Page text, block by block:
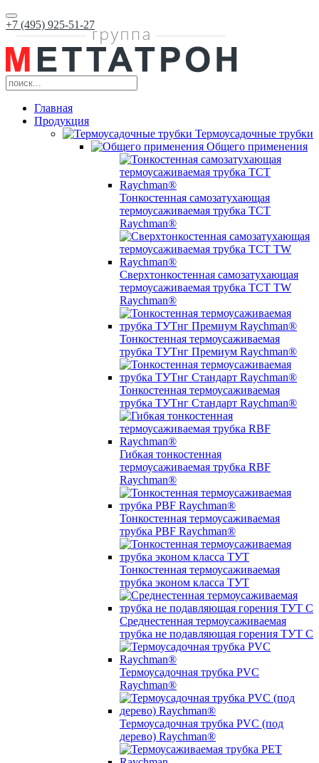
+7 (495) 925-51-27
Главная
Продукция
Термоусадочные трубки
Общего применения
Тонкостенная самозатухающая
термоусаживаемая трубка ТCT
Raychman®
Сверхтонкостенная самозатухающая
термоусаживаемая трубка ТCT TW
Raychman®
Тонкостенная термоусаживаемая
трубка ТУТнг Премиум Raychman®
Тонкостенная термоусаживаемая
трубка ТУТнг Стандарт Raychman®
Гибкая тонкостенная
термоусаживаемая трубка RBF
Raychman®
Тонкостенная термоусаживаемая
трубка PBF Raychman®
Тонкостенная термоусаживаемая
трубка эконом класса ТУТ
Среднестенная термоусаживаемая
трубка не подавляющая горения ТУТ С
Термоусадочная трубка PVC
Raychman®
Термоусадочная трубка PVC (под
дерево) Raychman®